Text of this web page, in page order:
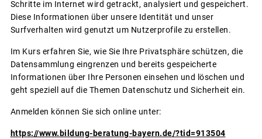
Schritte im Internet wird getrackt, analysiert und gespeichert.
Diese Informationen über unsere Identität und unser
Surfverhalten wird genutzt um Nutzerprofile zu erstellen.
Im Kurs erfahren Sie, wie Sie Ihre Privatsphäre schützen, die
Datensammlung eingrenzen und bereits gespeicherte
Informationen über Ihre Personen einsehen und löschen und
geht speziell auf die Themen Datenschutz und Sicherheit ein.
Anmelden können Sie sich online unter:
https://www.bildung-beratung-bayern.de/?tid=913504